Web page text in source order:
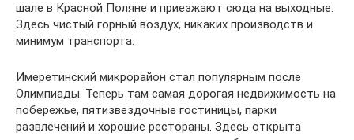
шале в Красной Поляне и приезжают сюда на выходные.
Здесь чистый горный воздух, никаких производств и
минимум транспорта.
Имеретинский микрорайон стал популярным после
Олимпиады. Теперь там самая дорогая недвижимость на
побережье, пятизвездочные гостиницы, парки
развлечений и хорошие рестораны. Здесь открыта